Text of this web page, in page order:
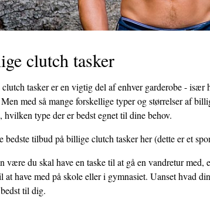
clutch tasker
tasker er en vigtig del af enhver garderobe - især
med så mange forskellige typer og størrelser af
hvilken type der er bedst egnet til dine behov.
bedste tilbud på billige clutch tasker her(dette er et
være du skal have en taske til at gå en vandretur
at have med på skole eller i gymnasiet. Uanset hvad
til dig.